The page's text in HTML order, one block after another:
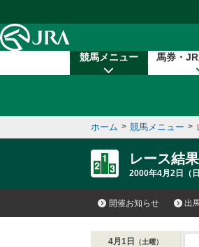
競馬メニュー 馬券・
ホーム > 競馬メニュー >
レース結果
2000年4月2日（
開催お知らせ 出
4月1日 （土曜）